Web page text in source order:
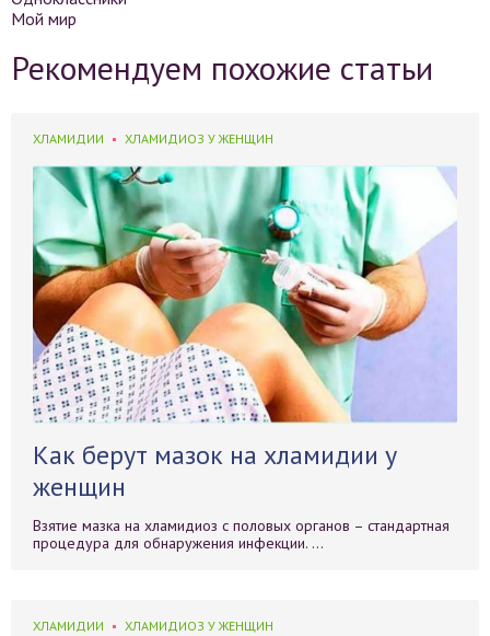
Мой мир
Рекомендуем похожие статьи
ХЛАМИДИИ ХЛАМИДИОЗ У ЖЕНЩИН
Как берут мазок на хламидии у
женщин
Взятие мазка на хламидиоз с половых органов – стандартная
процедура для обнаружения инфекции. ...
ХЛАМИДИИ ХЛАМИДИОЗ У ЖЕНЩИН